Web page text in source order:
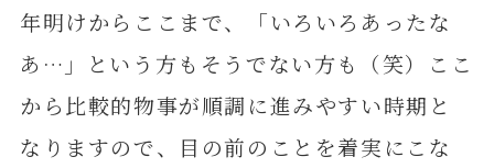
年明けからここまで、「いろいろあったな
あ…」という方もそうでない方も（笑）ここ
から比較的物事が順調に進みやすい時期と
なりますので、目の前のことを着実にこな